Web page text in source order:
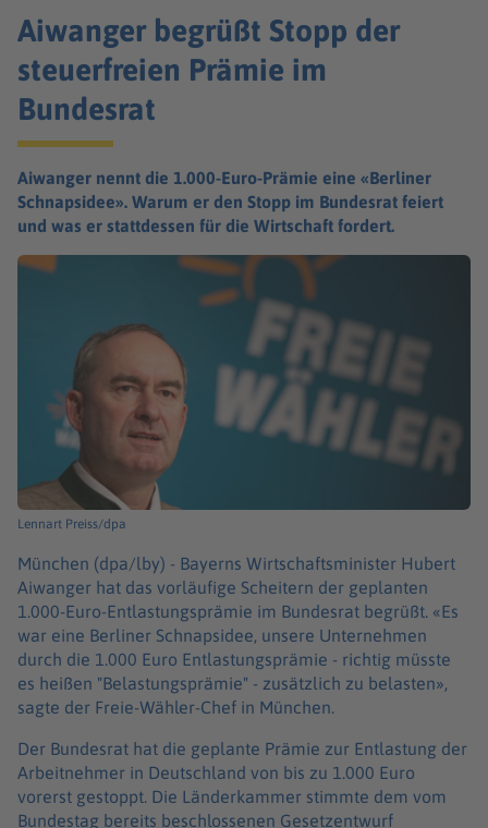
Aiwanger begrüßt Stopp der
steuerfreien Prämie im
Bundesrat
Aiwanger nennt die 1.000-Euro-Prämie eine «Berliner
Schnapsidee». Warum er den Stopp im Bundesrat feiert
und was er stattdessen für die Wirtschaft fordert.
Lennart Preiss/dpa
München (dpa/lby) - Bayerns Wirtschaftsminister Hubert
Aiwanger hat das vorläufige Scheitern der geplanten
1.000-Euro-Entlastungsprämie im Bundesrat begrüßt. «Es
war eine Berliner Schnapsidee, unsere Unternehmen
durch die 1.000 Euro Entlastungsprämie - richtig müsste
es heißen "Belastungsprämie" - zusätzlich zu belasten»,
sagte der Freie-Wähler-Chef in München.
Der Bundesrat hat die geplante Prämie zur Entlastung der
Arbeitnehmer in Deutschland von bis zu 1.000 Euro
vorerst gestoppt. Die Länderkammer stimmte dem vom
Bundestag bereits beschlossenen Gesetzentwurf